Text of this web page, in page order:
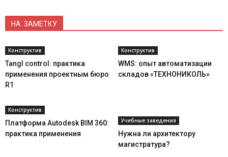
НА ЗАМЕТКУ
Конструктив
Tangl control: практика
применения проектным бюро
R1
Конструктив
WMS: опыт автоматизации
складов «ТЕХНОНИКОЛЬ»
Конструктив
Платформа Autodesk BIM 360:
практика применения
Учебные заведения
Нужна ли архитектору
магистратура?